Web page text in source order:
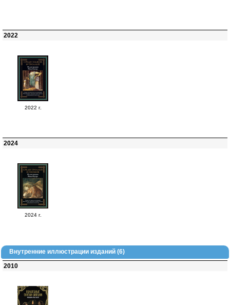
2022
2022 г.
2024
2024 г.
Внутренние иллюстрации изданий (6)
2010